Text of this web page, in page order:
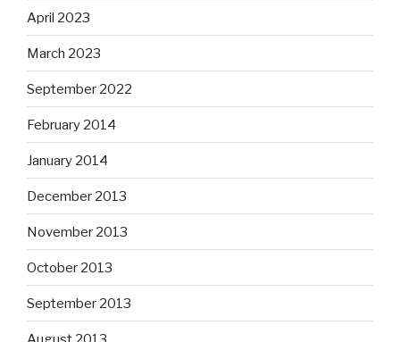
April 2023
March 2023
September 2022
February 2014
January 2014
December 2013
November 2013
October 2013
September 2013